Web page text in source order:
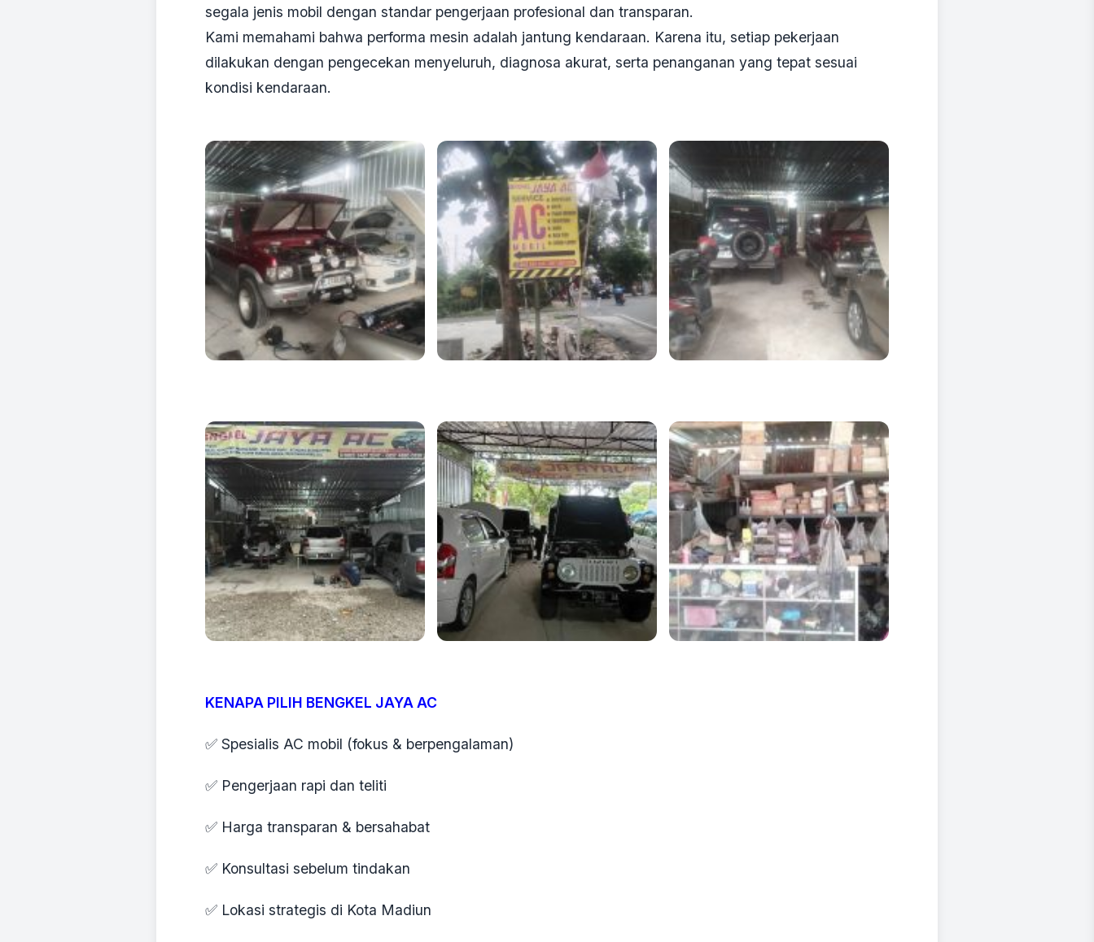
segala jenis mobil dengan standar pengerjaan profesional dan transparan.
Kami memahami bahwa performa mesin adalah jantung kendaraan. Karena itu, setiap pekerjaan
dilakukan dengan pengecekan menyeluruh, diagnosa akurat, serta penanganan yang tepat sesuai
kondisi kendaraan.
KENAPA PILIH BENGKEL JAYA AC
✅ Spesialis AC mobil (fokus & berpengalaman)
✅ Pengerjaan rapi dan teliti
✅ Harga transparan & bersahabat
✅ Konsultasi sebelum tindakan
✅ Lokasi strategis di Kota Madiun